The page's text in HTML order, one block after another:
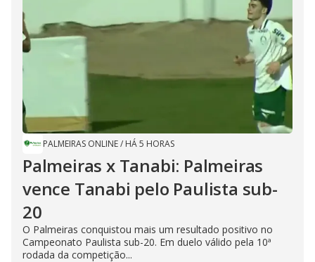
PALMEIRAS ONLINE/ HÁ 5 HORAS
Palmeiras x Tanabi: Palmeiras
vence Tanabi pelo Paulista sub-
20
O Palmeiras conquistou mais um resultado positivo no
Campeonato Paulista sub-20. Em duelo válido pela 10ª
rodada da competição...